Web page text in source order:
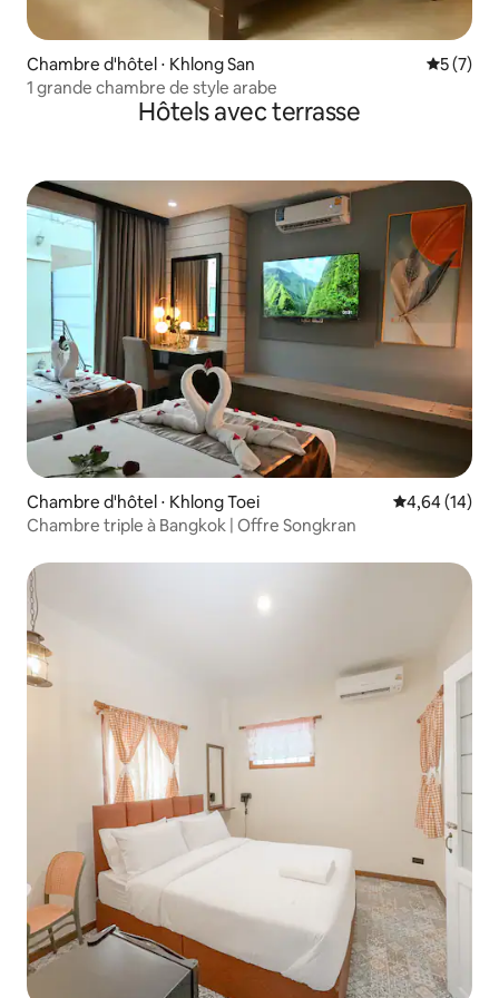
Chambre d'hôtel ⋅ Khlong San
5 (7)
1 grande chambre de style arabe
Hôtels avec terrasse
Chambre d'hôtel ⋅ Khlong Toei Évaluation
4,64 (14)
Chambre triple à Bangkok | Offre Songkran